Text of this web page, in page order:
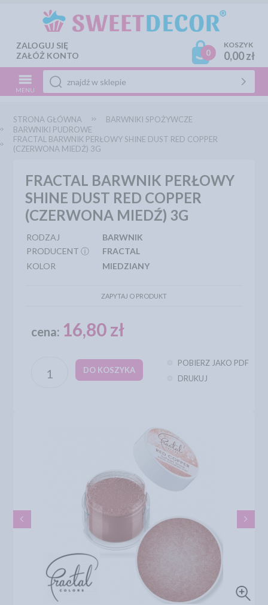
ZALOGUJ SIĘ
ZAŁÓŻ KONTO
0
KOSZYK
0,00 zł
MENU
STRONA GŁÓWNA
BARWNIKI SPOŻYWCZE
BARWNIKI PUDROWE
FRACTAL BARWNIK PERŁOWY SHINE DUST RED COPPER
(CZERWONA MIEDŹ) 3G
FRACTAL BARWNIK PERŁOWY
SHINE DUST RED COPPER
(CZERWONA MIEDŹ) 3G
RODZAJ
BARWNIK
PRODUCENT ⓘ
FRACTAL
KOLOR
MIEDZIANY
ZAPYTAJ O PRODUKT
cena: 16,80 zł
DO KOSZYKA
POBIERZ JAKO PDF
DRUKUJ